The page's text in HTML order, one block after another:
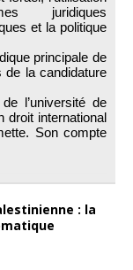
juridiques
et la politique
principale de
de la candidature
l’université de
droit international
Son compte
: la